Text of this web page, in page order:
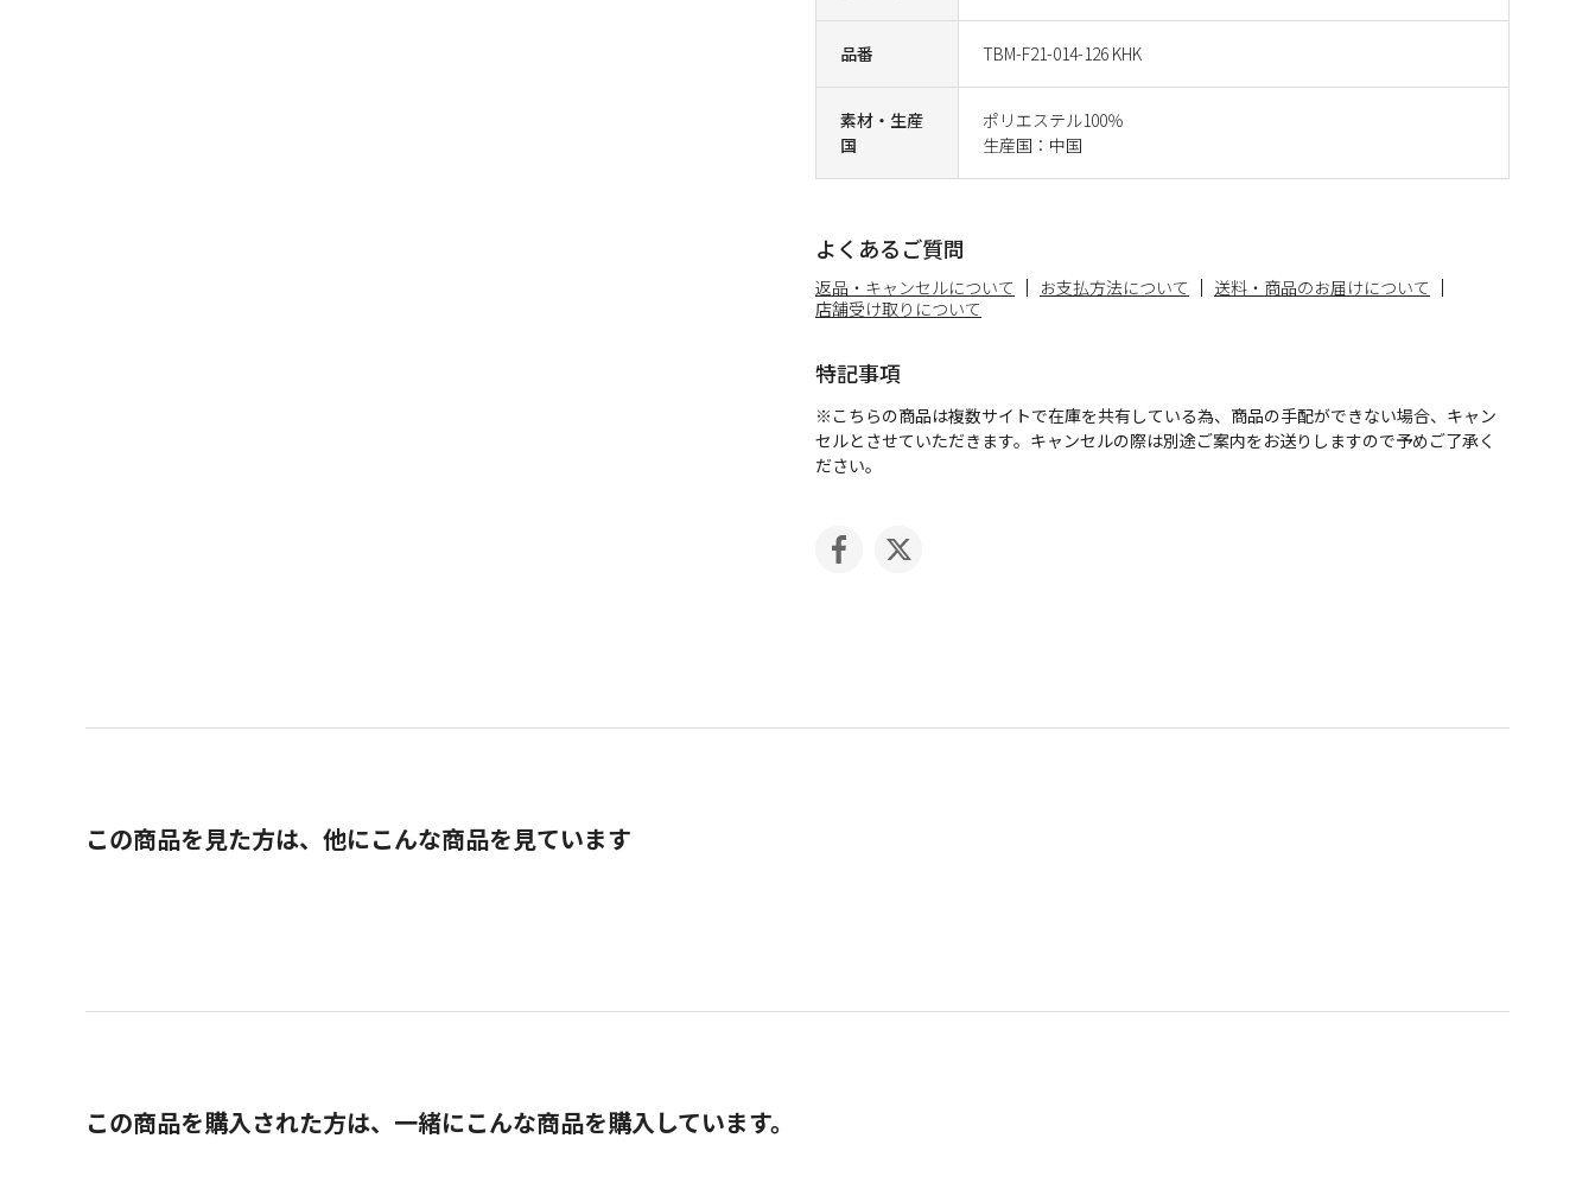
品番 TBM-F21-014-126 KHK
素材・生産
国
ポリエステル100％
生産国：中国
よくあるご質問
返品・キャンセルについて お支払方法について
送料・商品のお届けについて
店舗受け取りについて
特記事項
※こちらの商品は複数サイトで在庫を共有している為、商品の手配ができない場合、キャン
セルとさせていただきます。キャンセルの際は別途ご案内をお送りしますので予めご了承く
ださい。
この商品を見た方は、他にこんな商品を見ています
この商品を購入された方は、一緒にこんな商品を購入しています。